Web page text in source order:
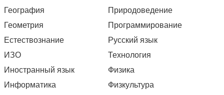
География
Геометрия
Естествознание
ИЗО
Иностранный язык
Информатика
Природоведение
Программирование
Русский язык
Технология
Физика
Физкультура